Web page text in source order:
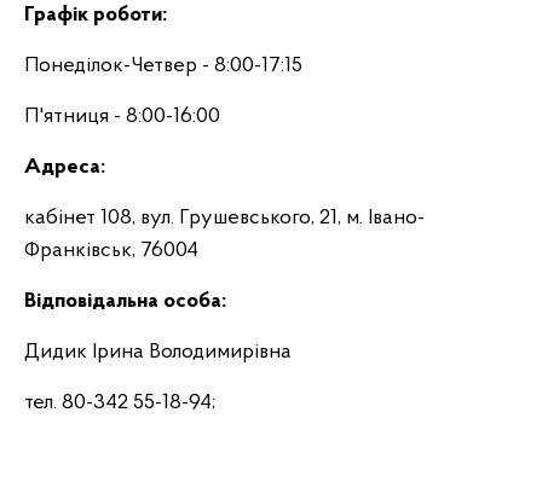
Графік роботи:
Понеділок-Четвер - 8:00-17:15
П'ятниця - 8:00-16:00
Адреса:
кабінет 108, вул. Грушевського, 21, м. Івано-
Франківськ, 76004
Відповідальна особа:
Дидик Ірина Володимирівна
тел. 80-342 55-18-94;